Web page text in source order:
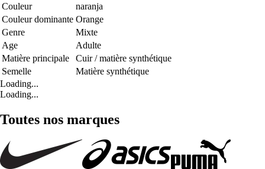
Couleur
naranja
Couleur dominante Orange
Genre
Mixte
Age
Adulte
Matière principale
Cuir / matière synthétique
Semelle
Matière synthétique
Loading...
Loading...
Toutes nos marques